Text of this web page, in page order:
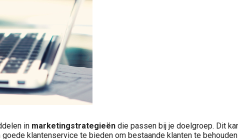
in marketingstrategieën die passen bij je doelgroep. Dit
klantenservice te bieden om bestaande klanten te